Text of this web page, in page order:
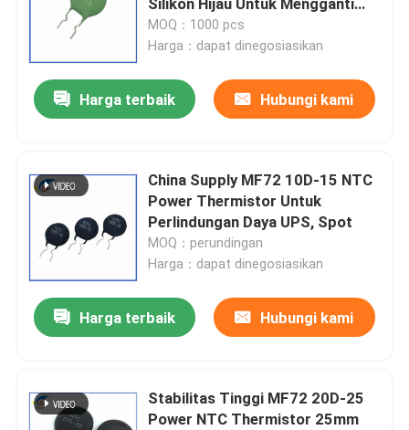
Silikon Hijau Untuk Mengganti
Pasokan Listrik
MOQ：1000 pcs
Harga：dapat dinegosiasikan
Harga terbaik Hubungi kami
China Supply MF72 10D-15 NTC
Power Thermistor Untuk
Perlindungan Daya UPS, Spot
MOQ：perundingan
Harga：dapat dinegosiasikan
Harga terbaik Hubungi kami
Stabilitas Tinggi MF72 20D-25
Power NTC Thermistor 25mm